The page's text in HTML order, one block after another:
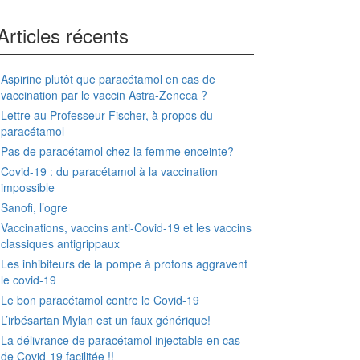
récents
Aspirine plutôt que paracétamol en cas de
vaccination par le vaccin Astra-Zeneca ?
Lettre au Professeur Fischer, à propos du
paracétamol
Pas de paracétamol chez la femme enceinte?
Covid-19 : du paracétamol à la vaccination
impossible
Sanofi, l’ogre
Vaccinations, vaccins anti-Covid-19 et les vaccins
classiques antigrippaux
Les inhibiteurs de la pompe à protons aggravent
le covid-19
Le bon paracétamol contre le Covid-19
L’irbésartan Mylan est un faux générique!
La délivrance de paracétamol injectable en cas
de Covid-19 facilitée !!